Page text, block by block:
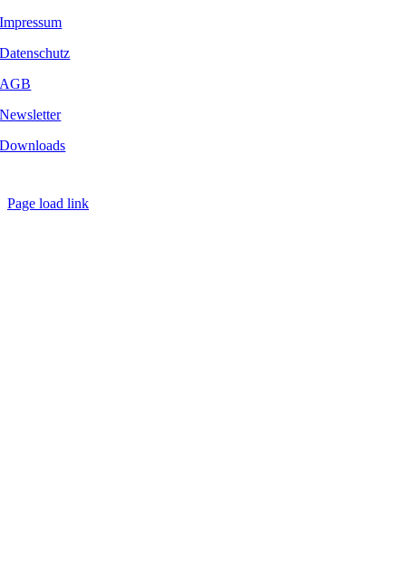
Impressum
Datenschutz
AGB
Newsletter
Downloads
Page load link